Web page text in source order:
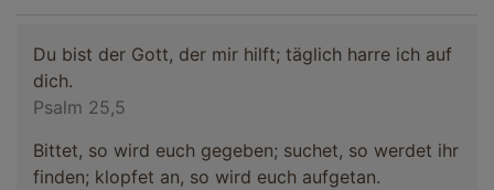
Du bist der Gott, der mir hilft; täglich harre ich auf
dich.
Psalm 25,5
Bittet, so wird euch gegeben; suchet, so werdet ihr
finden; klopfet an, so wird euch aufgetan.